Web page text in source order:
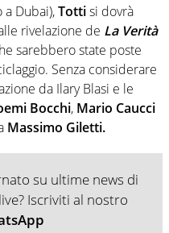
Dubai),Tottisi dovrà
rivelazione de La Verità
sarebbero state poste
Senza considerare
da Ilary Blasi e le
Bocchi, Mario Caucci
Massimo Giletti.
su ultime news di
Iscriviti al nostro